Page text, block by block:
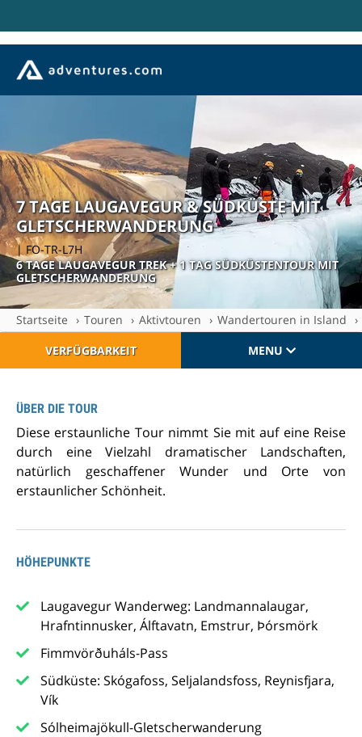
7 TAGE LAUGAVEGUR & SÜDKÜSTE MIT
GLETSCHERWANDERUNG
| FO-TR-L7H
6 TAGE LAUGAVEGUR TREK + 1 TAG SÜDKÜSTENTOUR MIT
GLETSCHERWANDERUNG
Startseite Touren Aktivtouren
Wandertouren in Island
VERFÜGBARKEIT
MENU
ÜBER DIE TOUR
Diese erstaunliche Tour nimmt Sie mit auf eine Reise
durch eine Vielzahl dramatischer Landschaften,
natürlich geschaffener Wunder und Orte von
erstaunlicher Schönheit.
HÖHEPUNKTE
Laugavegur Wanderweg: Landmannalaugar,
Hrafntinnusker, Álftavatn, Emstrur, Þórsmörk
Fimmvörðuháls-Pass
Südküste: Skógafoss, Seljalandsfoss, Reynisfjara,
Vík
Sólheimajökull-Gletscherwanderung